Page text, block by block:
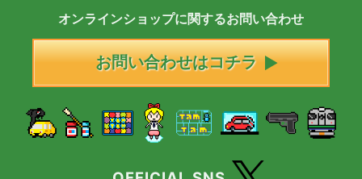
オンラインショップに関するお問い合わせ
お問い合わせはコチラ